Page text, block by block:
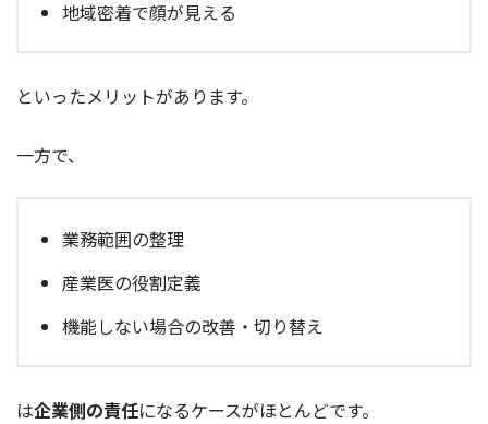
地域密着で顔が見える
といったメリットがあります。
一方で、
業務範囲の整理
産業医の役割定義
機能しない場合の改善・切り替え
は企業側の責任になるケースがほとんどです。